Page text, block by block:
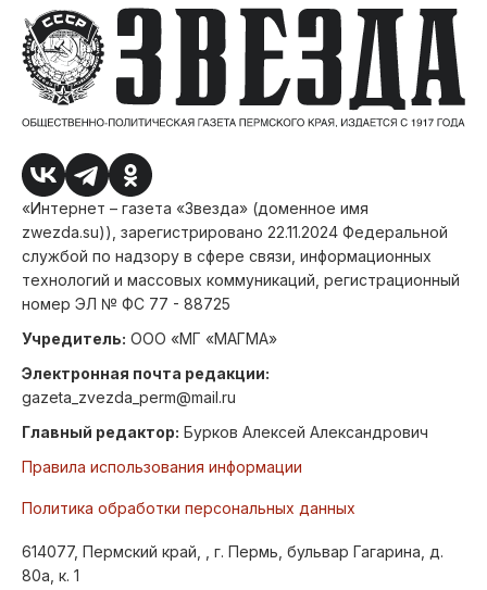
«Интернет – газета «Звезда» (доменное имя
zwezda.su)), зарегистрировано 22.11.2024 Федеральной
службой по надзору в сфере связи, информационных
технологий и массовых коммуникаций, регистрационный
номер ЭЛ № ФС 77 - 88725
Учредитель: ООО «МГ «МАГМА»
Электронная почта редакции:
gazeta_zvezda_perm@mail.ru
Главный редактор: Бурков Алексей Александрович
Правила использования информации
Политика обработки персональных данных
614077, Пермский край, , г. Пермь, бульвар Гагарина, д.
80а, к. 1